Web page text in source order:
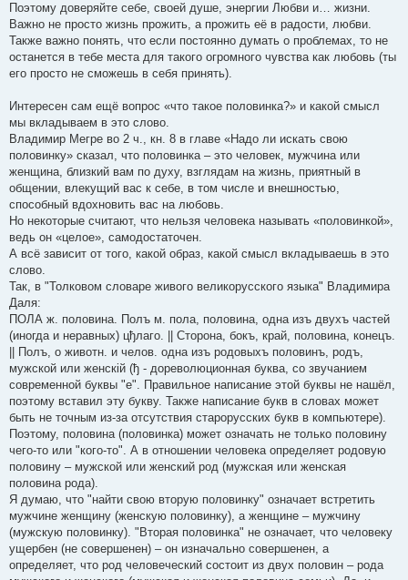
Поэтому доверяйте себе, своей душе, энергии Любви и… жизни.
Важно не просто жизнь прожить, а прожить её в радости, любви.
Также важно понять, что если постоянно думать о проблемах, то не
останется в тебе места для такого огромного чувства как любовь (ты
его просто не сможешь в себя принять).
Интересен сам ещё вопрос «что такое половинка?» и какой смысл
мы вкладываем в это слово.
Владимир Мегре во 2 ч., кн. 8 в главе «Надо ли искать свою
половинку» сказал, что половинка – это человек, мужчина или
женщина, близкий вам по духу, взглядам на жизнь, приятный в
общении, влекущий вас к себе, в том числе и внешностью,
способный вдохновить вас на любовь.
Но некоторые считают, что нельзя человека называть «половинкой»,
ведь он «целое», самодостаточен.
А всё зависит от того, какой образ, какой смысл вкладываешь в это
слово.
Так, в "Толковом словаре живого великорусского языка" Владимира
Даля:
ПОЛА ж. половина. Полъ м. пола, половина, одна изъ двухъ частей
(иногда и неравных) цђлаго. || Сторона, бокъ, край, половина, конецъ.
|| Полъ, о животн. и челов. одна изъ родовыхъ половинъ, родъ,
мужской или женскій (ђ - дореволюционная буква, со звучанием
современной буквы "е". Правильное написание этой буквы не нашёл,
поэтому вставил эту букву. Также написание букв в словах может
быть не точным из-за отсутствия старорусских букв в компьютере).
Поэтому, половина (половинка) может означать не только половину
чего-то или "кого-то". А в отношении человека определяет родовую
половину – мужской или женский род (мужская или женская
половина рода).
Я думаю, что "найти свою вторую половинку" означает встретить
мужчине женщину (женскую половинку), а женщине – мужчину
(мужскую половинку). "Вторая половинка" не означает, что человеку
ущербен (не совершенен) – он изначально совершенен, а
определяет, что род человеческий состоит из двух половин – рода